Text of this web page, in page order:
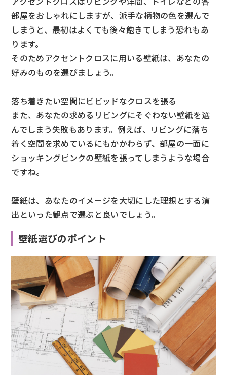
部屋をおしゃれにしますが、派手な柄物の色を選んで
しまうと、最初はよくても後々飽きてしまう恐れもあ
ります。
そのためアクセントクロスに用いる壁紙は、あなたの
好みのものを選びましょう。
落ち着きたい空間にビビッドなクロスを張る
また、あなたの求めるリビングにそぐわない壁紙を選
んでしまう失敗もあります。例えば、リビングに落ち
着く空間を求めているにもかかわらず、部屋の一面に
ショッキングピンクの壁紙を張ってしまうような場合
ですね。
壁紙は、あなたのイメージを大切にした理想とする演
出といった観点で選ぶと良いでしょう。
壁紙選びのポイント